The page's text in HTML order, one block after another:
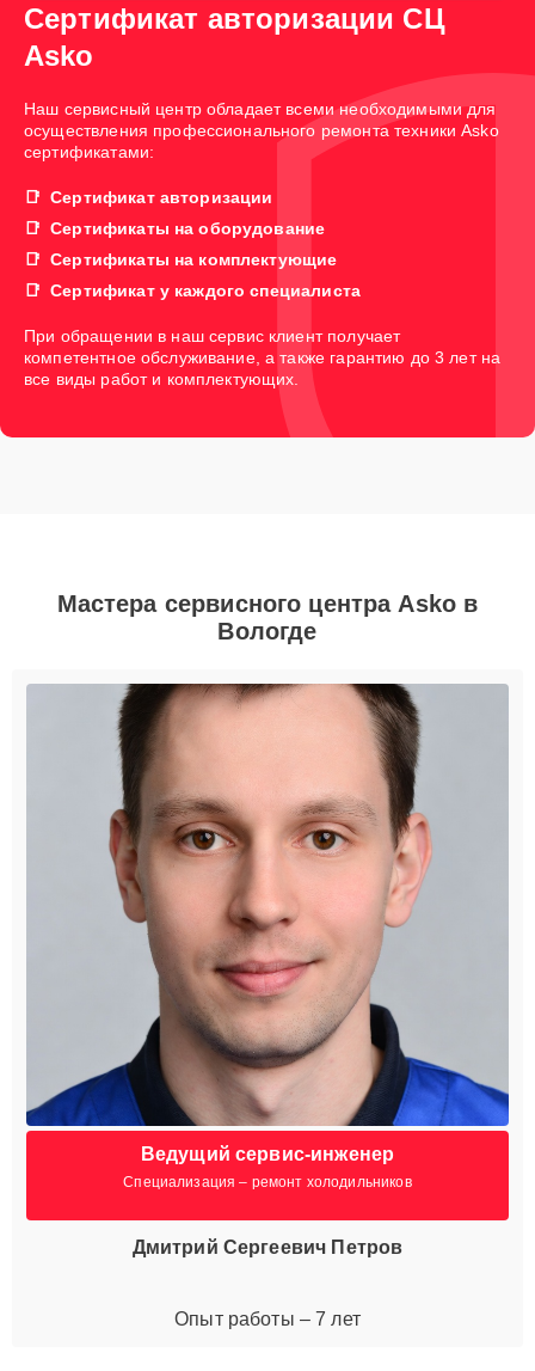
Сертификат авторизации СЦ
Asko
Наш сервисный центр обладает всеми необходимыми для
осуществления профессионального ремонта техники Asko
сертификатами:
Сертификат авторизации
Сертификаты на оборудование
Сертификаты на комплектующие
Сертификат у каждого специалиста
При обращении в наш сервис клиент получает
компетентное обслуживание, а также гарантию до 3 лет на
все виды работ и комплектующих.
Мастера сервисного центра Asko в
Вологде
Ведущий сервис-инженер
Специализация – ремонт холодильников
Дмитрий Сергеевич Петров
Опыт работы – 7 лет